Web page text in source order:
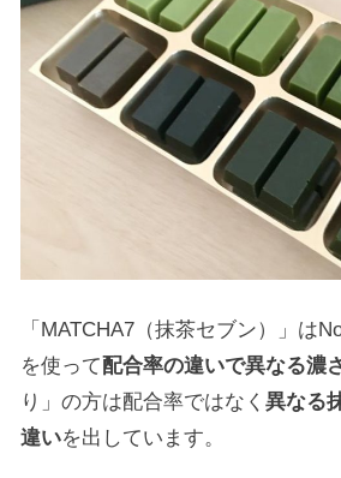
「MATCHA7（抹茶セブン）」は
を使って配合率の違いで異なる濃
り」の方は配合率ではなく異なる
違いを出しています。